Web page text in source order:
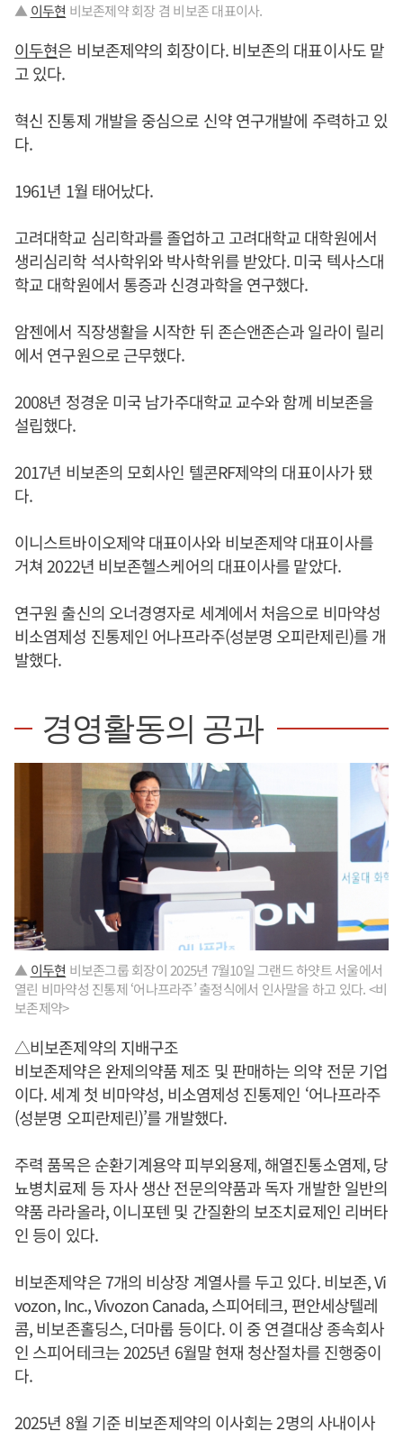
▲ 이두현 비보존제약 회장 겸 비보존 대표이사.
이두현은 비보존제약의 회장이다. 비보존의 대표이사도 맡
고 있다.
혁신 진통제 개발을 중심으로 신약 연구개발에 주력하고 있
다.
1961년 1월 태어났다.
고려대학교 심리학과를 졸업하고 고려대학교 대학원에서
생리심리학 석사학위와 박사학위를 받았다. 미국 텍사스대
학교 대학원에서 통증과 신경과학을 연구했다.
암젠에서 직장생활을 시작한 뒤 존슨앤존슨과 일라이 릴리
에서 연구원으로 근무했다.
2008년 정경운 미국 남가주대학교 교수와 함께 비보존을
설립했다.
2017년 비보존의 모회사인 텔콘RF제약의 대표이사가 됐
다.
이니스트바이오제약 대표이사와 비보존제약 대표이사를
거쳐 2022년 비보존헬스케어의 대표이사를 맡았다.
연구원 출신의 오너경영자로 세계에서 처음으로 비마약성
비소염제성 진통제인 어나프라주(성분명 오피란제린)를 개
발했다.
경영활동의 공과
▲ 이두현 비보존그룹 회장이 2025년 7월10일 그랜드 하얏트 서울에서
열린 비마약성 진통제 ‘어나프라주’ 출정식에서 인사말을 하고 있다. <비
보존제약>
△비보존제약의 지배구조
비보존제약은 완제의약품 제조 및 판매하는 의약 전문 기업
이다. 세계 첫 비마약성, 비소염제성 진통제인 ‘어나프라주
(성분명 오피란제린)’를 개발했다.
주력 품목은 순환기계용약 피부외용제, 해열진통소염제, 당
뇨병치료제 등 자사 생산 전문의약품과 독자 개발한 일반의
약품 라라올라, 이니포텐 및 간질환의 보조치료제인 리버타
인 등이 있다.
비보존제약은 7개의 비상장 계열사를 두고 있다. 비보존, Vi
vozon, Inc., Vivozon Canada, 스피어테크, 편안세상텔레
콤, 비보존홀딩스, 더마룹 등이다. 이 중 연결대상 종속회사
인 스피어테크는 2025년 6월말 현재 청산절차를 진행중이
다.
2025년 8월 기준 비보존제약의 이사회는 2명의 사내이사